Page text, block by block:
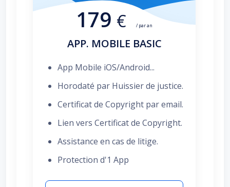
179 € / par an
APP. MOBILE BASIC
App Mobile iOS/Android...
Horodaté par Huissier de justice.
Certificat de Copyright par email.
Lien vers Certificat de Copyright.
Assistance en cas de litige.
Protection d'1 App